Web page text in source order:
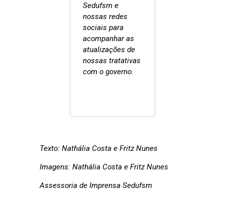
Sedufsm e
nossas redes
sociais para
acompanhar as
atualizações de
nossas tratativas
com o governo.
Texto: Nathália Costa e Fritz Nunes
Imagens: Nathália Costa e Fritz Nunes
Assessoria de Imprensa Sedufsm